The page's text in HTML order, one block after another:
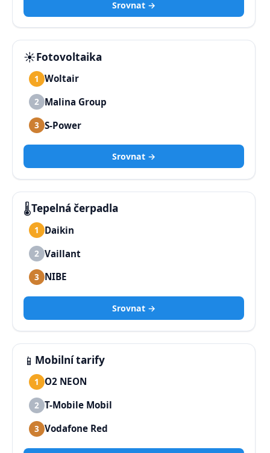
Srovnat →
☀️Fotovoltaika
1 Woltair
2 Malina Group
3 S-Power
Srovnat →
🌡️Tepelná čerpadla
1 Daikin
2 Vaillant
3 NIBE
Srovnat →
📱 Mobilní tarify
1 O2 NEON
2 T-Mobile Mobil
3 Vodafone Red